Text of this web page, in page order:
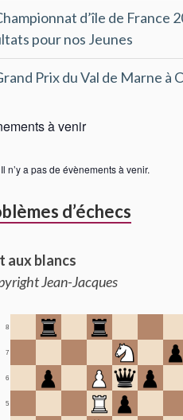
d’île de France
pour nos Jeunes
Prix du Val de Marne à
à venir
Il n’y a pas de évènements à venir.
d’échecs
aux blancs
Jean-Jacques
5
6
7
8